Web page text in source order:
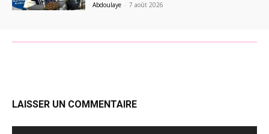
Abdoulaye - 7 août 2026
LAISSER UN COMMENTAIRE